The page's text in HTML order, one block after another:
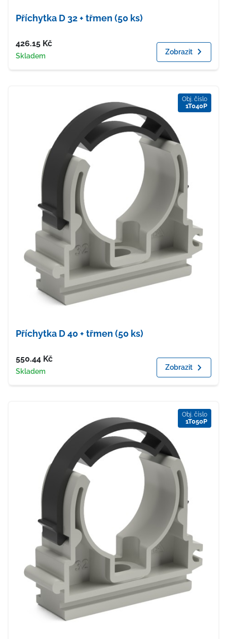
Příchytka D 32 + třmen (50 ks)
Cena
426.15 Kč
Dostupnost
Skladem Zobrazit
Obj. číslo
1T040P
Příchytka D 40 + třmen (50 ks)
Cena
550.44 Kč
Dostupnost
Skladem Zobrazit
Obj. číslo
1T050P